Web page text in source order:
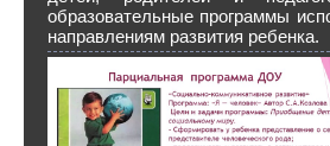
образовательные программы
направлениям развития ребенка.